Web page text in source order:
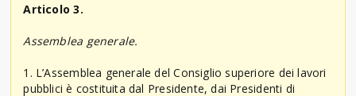
Articolo 3.
Assemblea generale.
1. L’Assemblea generale del Consiglio superiore dei lavori
pubblici è costituita dal Presidente, dai Presidenti di